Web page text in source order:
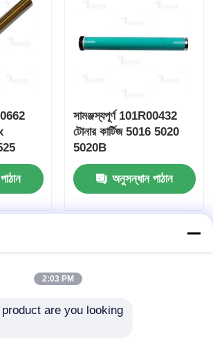
সামঞ্জস্যপূর্ণ 101R00432
টোনার কার্টিজ 5016 5020
5020B
অনুসন্ধান পাঠান
2:03 PM
are you looking